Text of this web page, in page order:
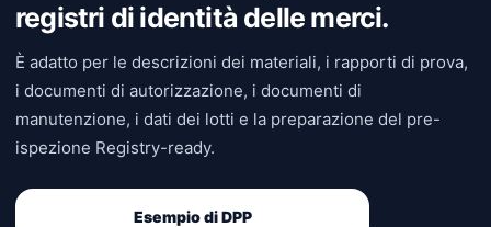
registri di identità delle merci.
È adatto per le descrizioni dei materiali, i rapporti di prova,
i documenti di autorizzazione, i documenti di
manutenzione, i dati dei lotti e la preparazione del pre-
ispezione Registry-ready.
Esempio di DPP